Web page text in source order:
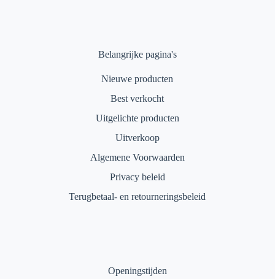
Belangrijke pagina's
Nieuwe producten
Best verkocht
Uitgelichte producten
Uitverkoop
Algemene Voorwaarden
Privacy beleid
Terugbetaal- en retourneringsbeleid
Openingstijden